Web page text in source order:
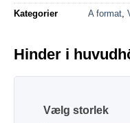
Kategorier A format
Hinder i
storlek